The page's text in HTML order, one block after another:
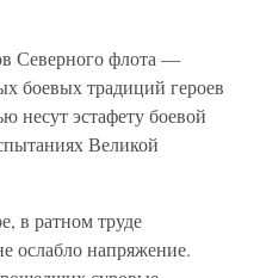
Северного флота —
боевых традиций героев
несут эстафету боевой
Великой
в ратном труде
ослабло напряжение.